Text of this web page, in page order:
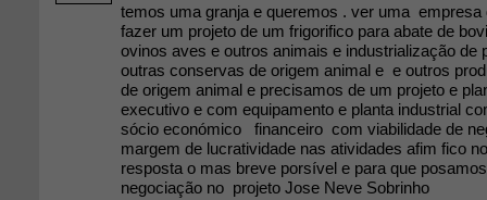
temos uma granja e queremos . ver uma empresa
fazer um projeto de um frigorifico para abate de
ovinos aves e outros animais e industrialização de
outras conservas de origem animal e e outros
de origem animal e precisamos de um projeto e
executivo e com equipamento e planta industrial
sócio económico financeiro com viabilidade de
margem de lucratividade nas atividades afim fico
resposta o mas breve porsível e para que
negociação no projeto Jose Neve Sobrinho